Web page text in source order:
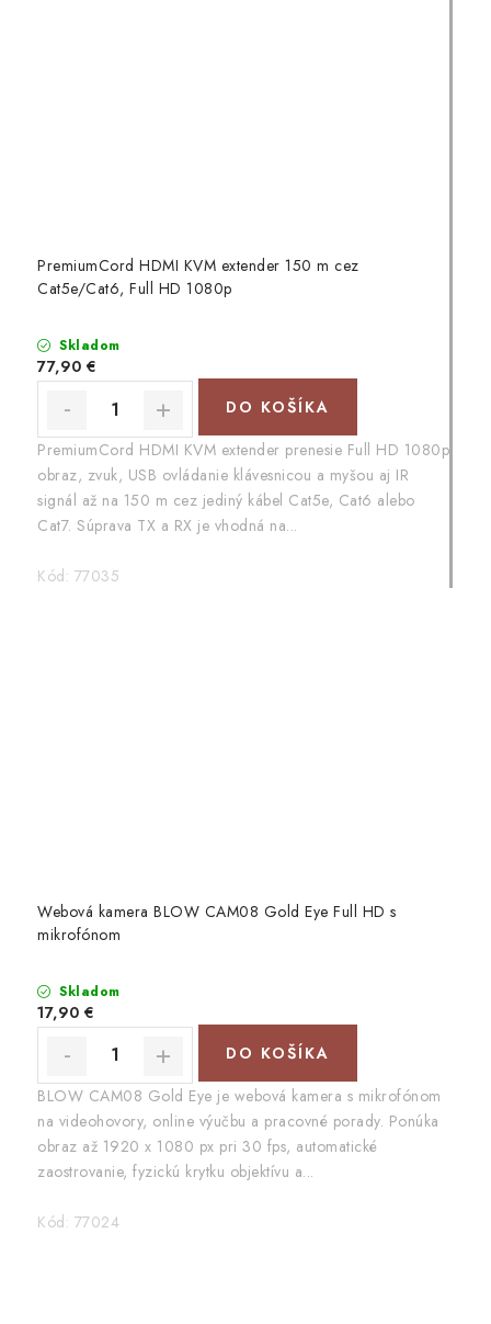
PremiumCord HDMI KVM extender 150 m cez
Cat5e/Cat6, Full HD 1080p
Skladom
77,90 €
DO KOŠÍKA
PremiumCord HDMI KVM extender prenesie Full HD 1080p
obraz, zvuk, USB ovládanie klávesnicou a myšou aj IR
signál až na 150 m cez jediný kábel Cat5e, Cat6 alebo
Cat7. Súprava TX a RX je vhodná na...
Kód: 77035
Webová kamera BLOW CAM08 Gold Eye Full HD s
mikrofónom
Skladom
17,90 €
DO KOŠÍKA
BLOW CAM08 Gold Eye je webová kamera s mikrofónom
na videohovory, online výučbu a pracovné porady. Ponúka
obraz až 1920 x 1080 px pri 30 fps, automatické
zaostrovanie, fyzickú krytku objektívu a...
Kód: 77024